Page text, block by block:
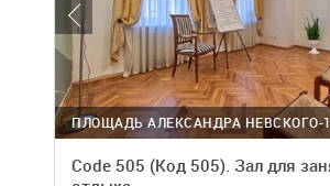
ПЛОЩАДЬ АЛЕКСАНДРА НЕВСКОГО-1
Code 505 (Код 505). Зал для